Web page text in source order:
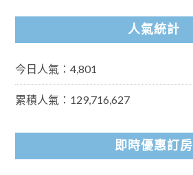
人氣統計
今日人氣：4,801
累積人氣：129,716,627
即時優惠訂房